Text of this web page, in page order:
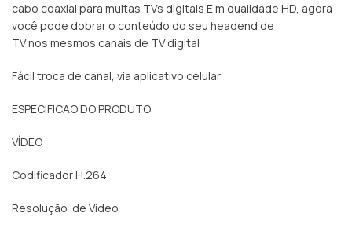
cabo coaxial para muitas TVs digitais E m qualidade HD, agora
você pode dobrar o conteúdo do seu headend de
TV nos mesmos canais de TV digital
Fácil troca de canal, via aplicativo celular
ESPECIFICAO DO PRODUTO
VÍDEO
Codificador H.264
Resolução de Vídeo